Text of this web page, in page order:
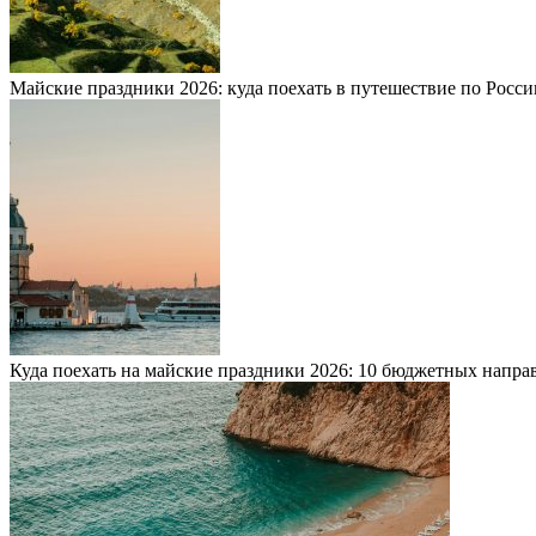
Майские праздники 2026: куда поехать в путешествие по
Куда поехать на майские праздники 2026: 10 бюджетных